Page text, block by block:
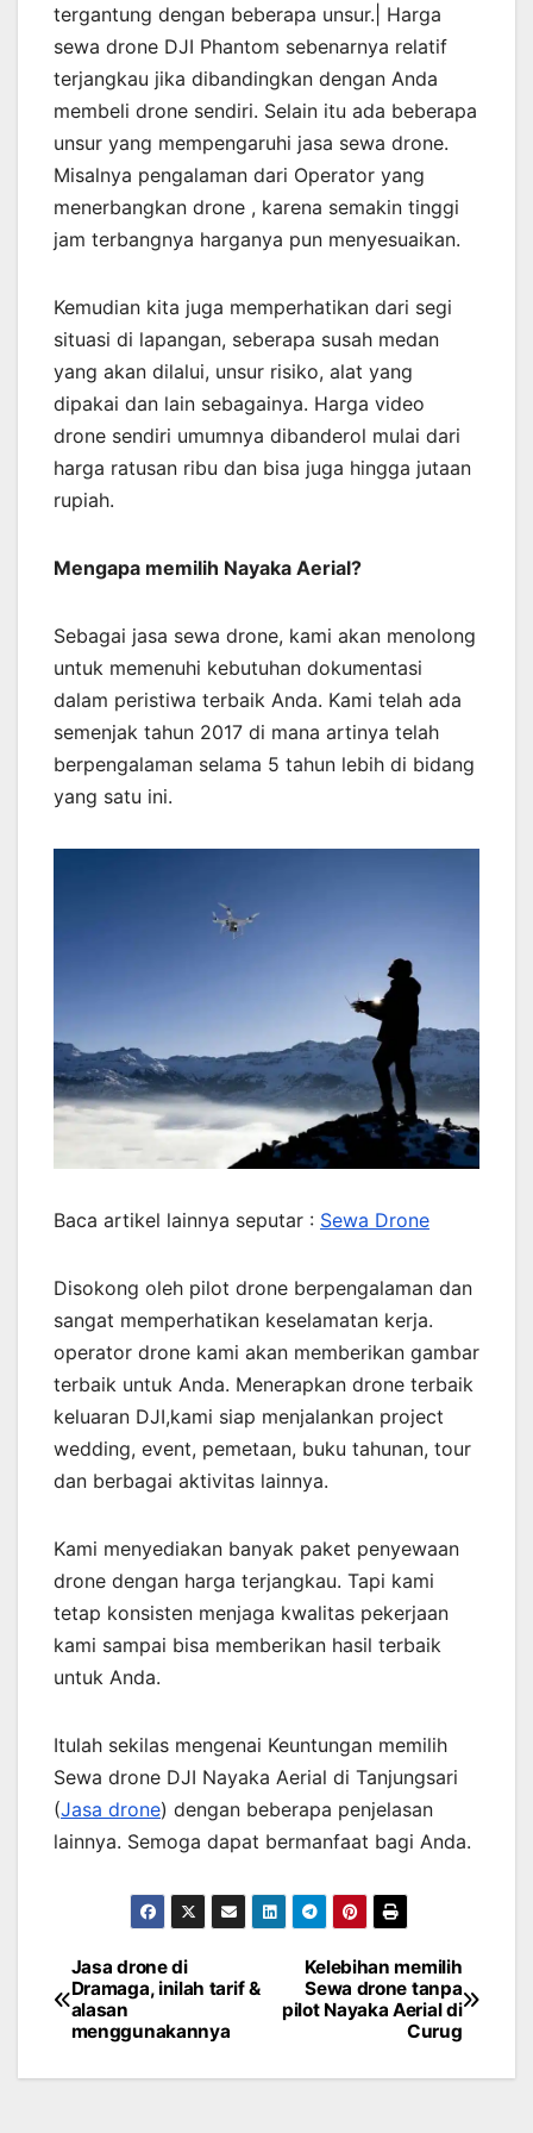
tergantung dengan beberapa unsur.| Harga
sewa drone DJI Phantom sebenarnya relatif
terjangkau jika dibandingkan dengan Anda
membeli drone sendiri. Selain itu ada beberapa
unsur yang mempengaruhi jasa sewa drone.
Misalnya pengalaman dari Operator yang
menerbangkan drone , karena semakin tinggi
jam terbangnya harganya pun menyesuaikan.
Kemudian kita juga memperhatikan dari segi
situasi di lapangan, seberapa susah medan
yang akan dilalui, unsur risiko, alat yang
dipakai dan lain sebagainya. Harga video
drone sendiri umumnya dibanderol mulai dari
harga ratusan ribu dan bisa juga hingga jutaan
rupiah.
Mengapa memilih Nayaka Aerial?
Sebagai jasa sewa drone, kami akan menolong
untuk memenuhi kebutuhan dokumentasi
dalam peristiwa terbaik Anda. Kami telah ada
semenjak tahun 2017 di mana artinya telah
berpengalaman selama 5 tahun lebih di bidang
yang satu ini.
Baca artikel lainnya seputar : Sewa Drone
Disokong oleh pilot drone berpengalaman dan
sangat memperhatikan keselamatan kerja.
operator drone kami akan memberikan gambar
terbaik untuk Anda. Menerapkan drone terbaik
keluaran DJI,kami siap menjalankan project
wedding, event, pemetaan, buku tahunan, tour
dan berbagai aktivitas lainnya.
Kami menyediakan banyak paket penyewaan
drone dengan harga terjangkau. Tapi kami
tetap konsisten menjaga kwalitas pekerjaan
kami sampai bisa memberikan hasil terbaik
untuk Anda.
Itulah sekilas mengenai Keuntungan memilih
Sewa drone DJI Nayaka Aerial di Tanjungsari
(Jasa drone) dengan beberapa penjelasan
lainnya. Semoga dapat bermanfaat bagi Anda.
Post
navigation
Kelebihan memilih
Sewa drone tanpa
pilot Nayaka Aerial di
Curug
Jasa drone di
Dramaga, inilah tarif &
alasan
menggunakannya